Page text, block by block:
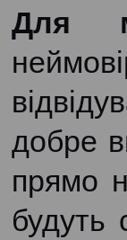
Для
добре
прямо
будуть